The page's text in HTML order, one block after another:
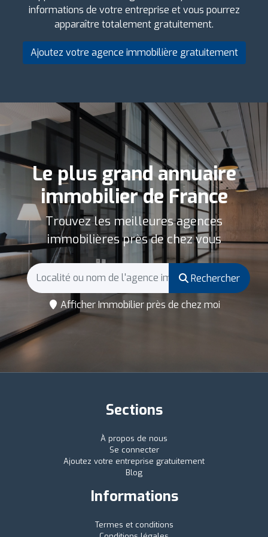
informations de votre entreprise et vous pourrez
apparaître totalement gratuitement.
Ajoutez votre agence immobilière gratuitement
Le plus grand annuaire
immobilier de France
Trouvez les meilleures agences
immobilières près de chez vous
Rechercher
Afficher Immobilier près de chez moi
Sections
À propos de nous
Se connecter
Ajoutez votre entreprise gratuitement
Blog
Informations
Termes et conditions